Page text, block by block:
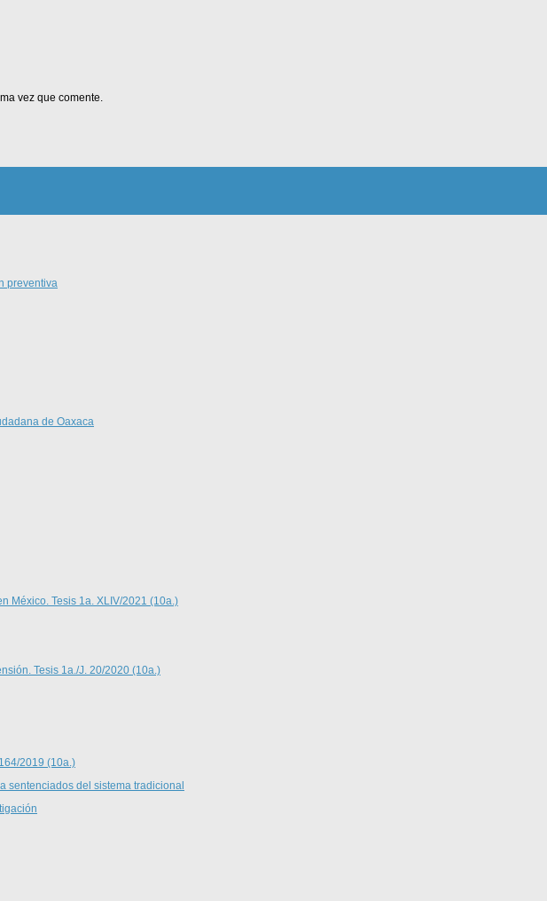
vez que comente.
preventiva
de Oaxaca
México. Tesis 1a. XLIV/2021 (10a.)
Tesis 1a./J. 20/2020 (10a.)
2019 (10a.)
sentenciados del sistema tradicional